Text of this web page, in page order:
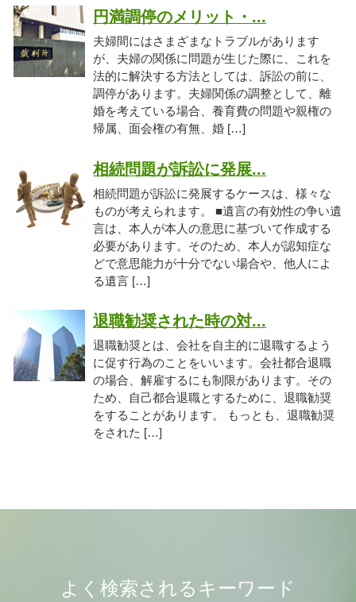
円満調停のメリット・...
夫婦間にはさまざまなトラブルがあります
が、夫婦の関係に問題が生じた際に、これを
法的に解決する方法としては、訴訟の前に、
調停があります。夫婦関係の調整として、離
婚を考えている場合、養育費の問題や親権の
帰属、面会権の有無、婚 […]
相続問題が訴訟に発展...
相続問題が訴訟に発展するケースは、様々な
ものが考えられます。 ■遺言の有効性の争い遺
言は、本人が本人の意思に基づいて作成する
必要があります。そのため、本人が認知症な
どで意思能力が十分でない場合や、他人によ
る遺言 […]
退職勧奨された時の対...
退職勧奨とは、会社を自主的に退職するよう
に促す行為のことをいいます。会社都合退職
の場合、解雇するにも制限があります。その
ため、自己都合退職とするために、退職勧奨
をすることがあります。 もっとも、退職勧奨
をされた […]
よく検索されるキーワード